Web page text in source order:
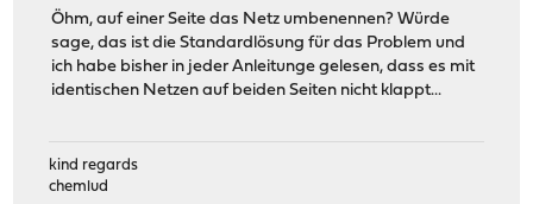
Öhm, auf einer Seite das Netz umbenennen? Würde
sage, das ist die Standardlösung für das Problem und
ich habe bisher in jeder Anleitunge gelesen, dass es mit
identischen Netzen auf beiden Seiten nicht klappt...
kind regards
chemlud